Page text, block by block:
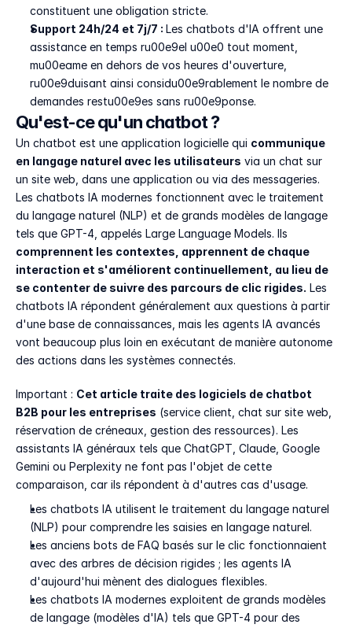
constituent une obligation stricte.
Support 24h/24 et 7j/7 : Les chatbots d'IA offrent une
assistance en temps ru00e9el u00e0 tout moment,
mu00eame en dehors de vos heures d'ouverture,
ru00e9duisant ainsi considu00e9rablement le nombre de
demandes restu00e9es sans ru00e9ponse.
Qu'est-ce qu'un chatbot ?
Un chatbot est une application logicielle qui communique
en langage naturel avec les utilisateurs via un chat sur
un site web, dans une application ou via des messageries.
Les chatbots IA modernes fonctionnent avec le traitement
du langage naturel (NLP) et de grands modèles de langage
comprennent les contextes, apprennent de chaque
interaction et s'améliorent continuellement, au lieu de
se contenter de suivre des parcours de clic rigides. Les
chatbots IA répondent généralement aux questions à partir
d'une base de connaissances, mais les agents IA avancés
vont beaucoup plus loin en exécutant de manière autonome
des actions dans les systèmes connectés.
Important : Cet article traite des logiciels de chatbot
B2B pour les entreprises (service client, chat sur site web,
réservation de créneaux, gestion des ressources). Les
assistants IA généraux tels que ChatGPT, Claude, Google
Gemini ou Perplexity ne font pas l'objet de cette
comparaison, car ils répondent à d'autres cas d'usage.
Les chatbots IA utilisent le traitement du langage naturel
(NLP) pour comprendre les saisies en langage naturel.
Les anciens bots de FAQ basés sur le clic fonctionnaient
avec des arbres de décision rigides ; les agents IA
d'aujourd'hui mènent des dialogues flexibles.
Les chatbots IA modernes exploitent de grands modèles
de langage (modèles d'IA) tels que GPT-4 pour des